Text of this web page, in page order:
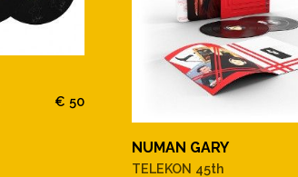
€ 50
NUMAN GARY
TELEKON 45th